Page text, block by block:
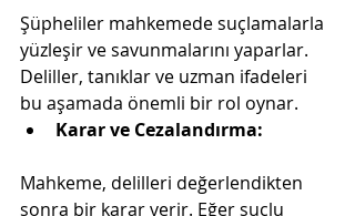
Şüpheliler mahkemede suçlamalarla
yüzleşir ve savunmalarını yaparlar.
Deliller, tanıklar ve uzman ifadeleri
bu aşamada önemli bir rol oynar.
Karar ve Cezalandırma:
Mahkeme, delilleri değerlendikten
sonra bir karar verir. Eğer suçlu